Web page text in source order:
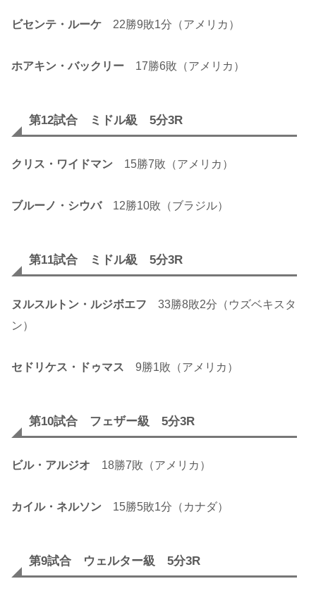
ビセンテ・ルーケ 22勝9敗1分（アメリカ）
ホアキン・バックリー 17勝6敗（アメリカ）
第12試合 ミドル級 5分3R
クリス・ワイドマン 15勝7敗（アメリカ）
ブルーノ・シウバ12勝10敗（ブラジル）
第11試合 ミドル級 5分3R
ヌルスルトン・ルジボエフ 33勝8敗2分（ウズベキスタ
ン）
セドリケス・ドゥマス 9勝1敗（アメリカ）
第10試合 フェザー級 5分3R
ビル・アルジオ 18勝7敗（アメリカ）
カイル・ネルソン 15勝5敗1分（カナダ）
第9試合 ウェルター級 5分3R